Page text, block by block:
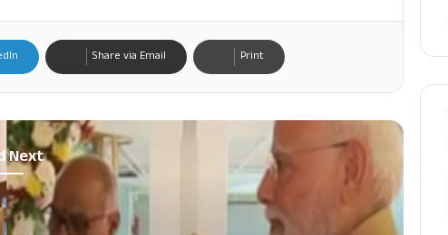
Share via Email Print
Next